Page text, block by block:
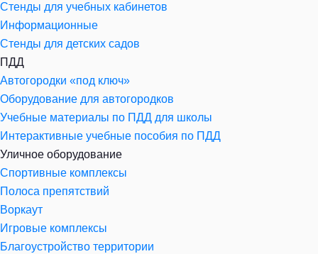
Стенды для учебных кабинетов
Информационные
Стенды для детских садов
ПДД
Автогородки «под ключ»
Оборудование для автогородков
Учебные материалы по ПДД для школы
Интерактивные учебные пособия по ПДД
Уличное оборудование
Спортивные комплексы
Полоса препятствий
Воркаут
Игровые комплексы
Благоустройство территории